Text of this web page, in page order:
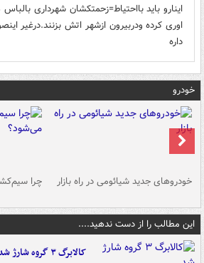
اینارو باید بااحتیاط=زحمتکشان شهرداری
اوری کرده ودربیرون ازشهر اتش بزنند.درغیر
داره
خودرو
خودروهای جدید شیائومی در راه بازار چرا
این مطالب را از دست ندهید....
کالابرگ ۳ گروه شارژ شد